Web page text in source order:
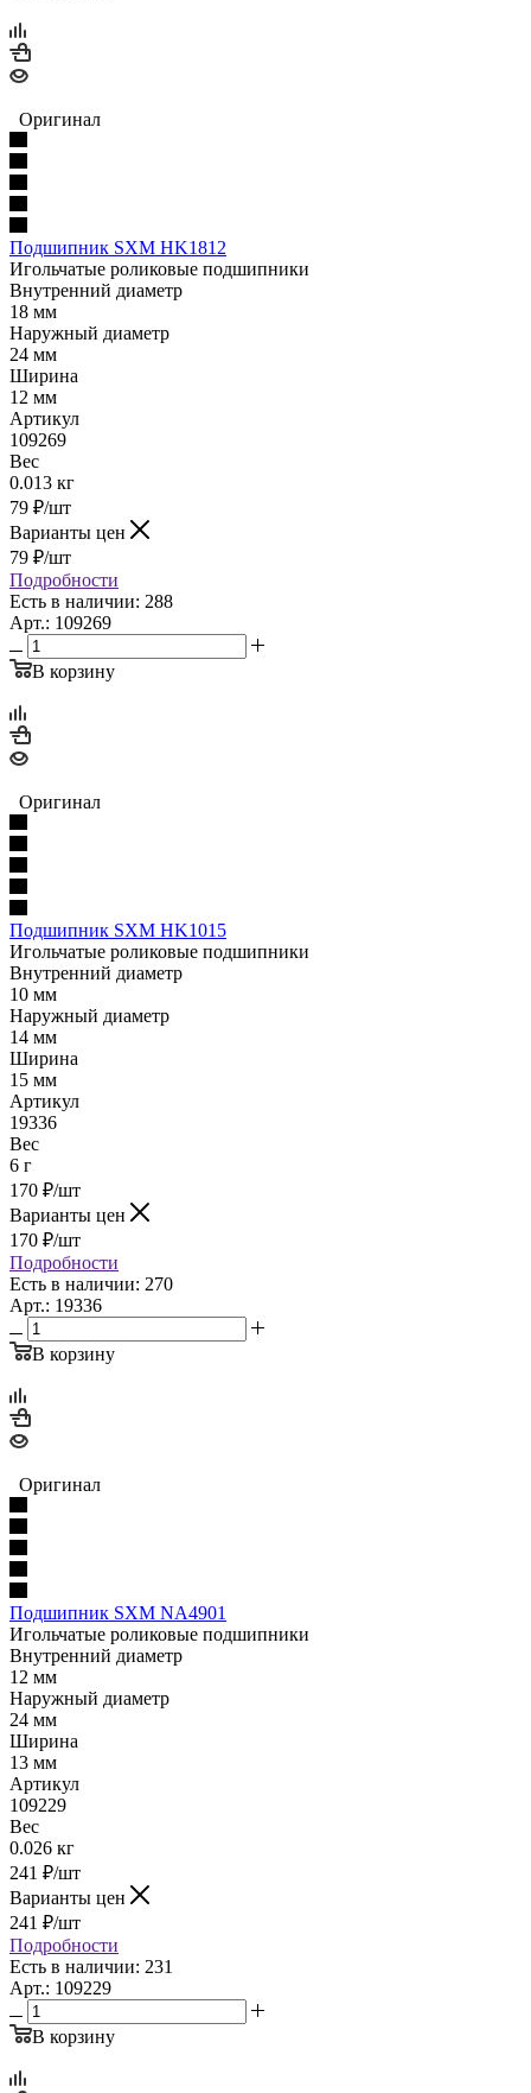
Оригинал
Подшипник SXM HK1812
Игольчатые роликовые подшипники
Внутренний диаметр
18 мм
Наружный диаметр
24 мм
Ширина
12 мм
Артикул
109269
Вес
0.013 кг
79 ₽/шт
Варианты цен
79 ₽/шт
Подробности
Есть в наличии: 288
Арт.: 109269
В корзину
Оригинал
Подшипник SXM HK1015
Игольчатые роликовые подшипники
Внутренний диаметр
10 мм
Наружный диаметр
14 мм
Ширина
15 мм
Артикул
19336
Вес
6 г
170 ₽/шт
Варианты цен
170 ₽/шт
Подробности
Есть в наличии: 270
Арт.: 19336
В корзину
Оригинал
Подшипник SXM NA4901
Игольчатые роликовые подшипники
Внутренний диаметр
12 мм
Наружный диаметр
24 мм
Ширина
13 мм
Артикул
109229
Вес
0.026 кг
241 ₽/шт
Варианты цен
241 ₽/шт
Подробности
Есть в наличии: 231
Арт.: 109229
В корзину